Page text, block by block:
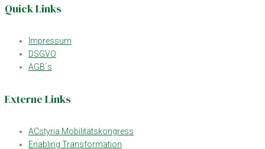
Quick Links
Impressum
DSGVO
AGB´s
Externe Links
ACstyria Mobilitätskongress
Enabling Transformation